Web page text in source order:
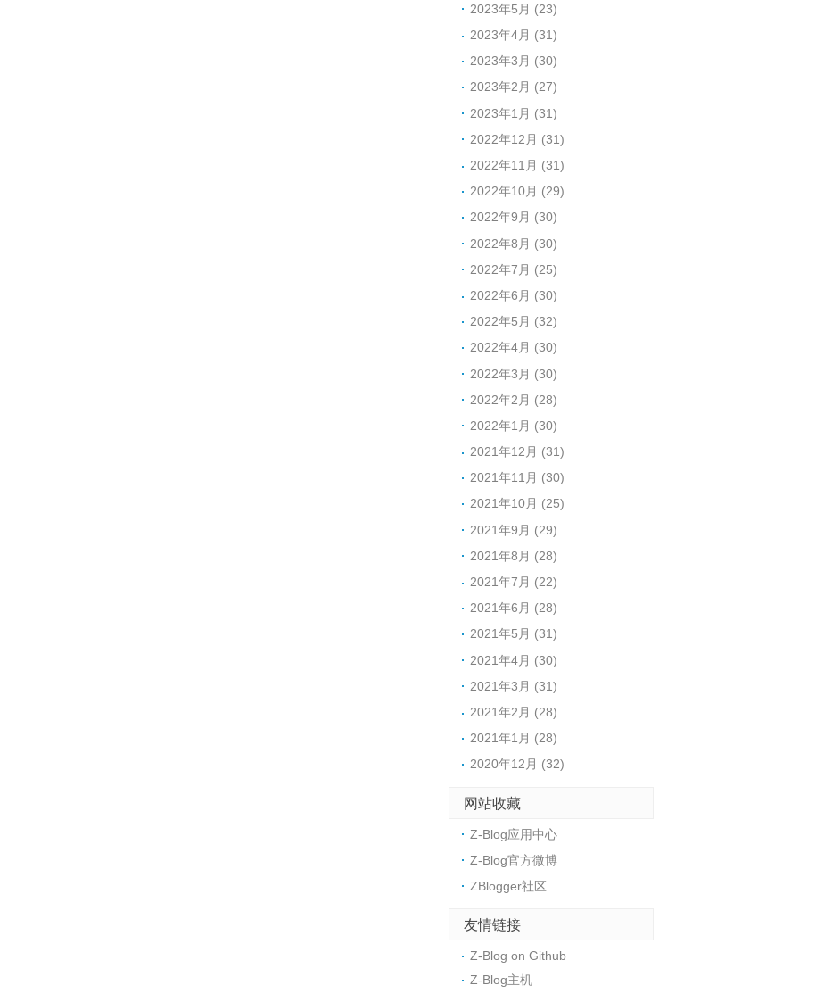
2023年5月 (23)
2023年4月 (31)
2023年3月 (30)
2023年2月 (27)
2023年1月 (31)
2022年12月 (31)
2022年11月 (31)
2022年10月 (29)
2022年9月 (30)
2022年8月 (30)
2022年7月 (25)
2022年6月 (30)
2022年5月 (32)
2022年4月 (30)
2022年3月 (30)
2022年2月 (28)
2022年1月 (30)
2021年12月 (31)
2021年11月 (30)
2021年10月 (25)
2021年9月 (29)
2021年8月 (28)
2021年7月 (22)
2021年6月 (28)
2021年5月 (31)
2021年4月 (30)
2021年3月 (31)
2021年2月 (28)
2021年1月 (28)
2020年12月 (32)
网站收藏
Z-Blog应用中心
Z-Blog官方微博
ZBlogger社区
友情链接
Z-Blog on Github
Z-Blog主机